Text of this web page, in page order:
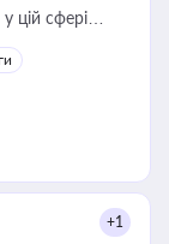
цій сфері
або
оренди
+1